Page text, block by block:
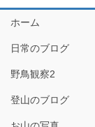
ホーム
日常のブログ
野鳥観察2
登山のブログ